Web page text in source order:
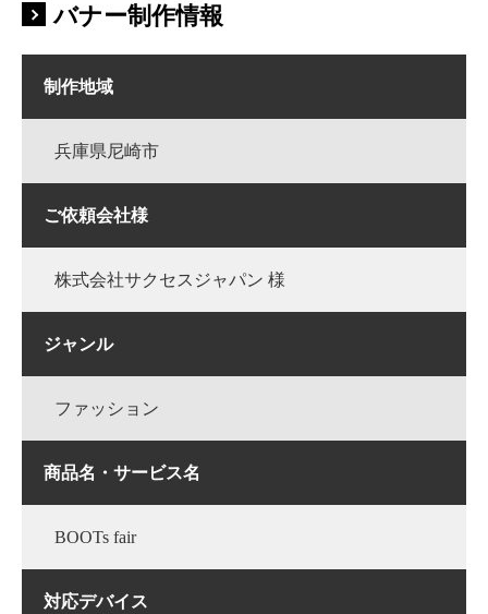
バナー制作情報
制作地域
兵庫県尼崎市
ご依頼会社様
株式会社サクセスジャパン 様
ジャンル
ファッション
商品名・サービス名
BOOTs fair
対応デバイス